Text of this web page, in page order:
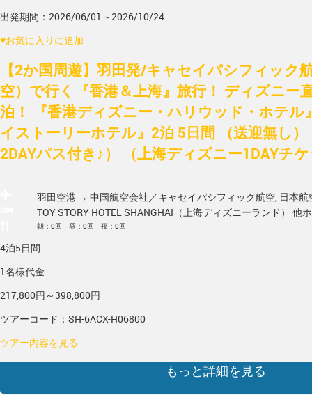
出発期間：2026/06/01～2026/10/24
♥お気に入りに追加
【2か国周遊】羽田発/キャセイパシフィック
空）で行く『香港＆上海』旅行！ ディズニー
泊！ 『香港ディズニー・ハリウッド・ホテル
イストーリーホテル』2泊 5日間 （送迎無し
2DAYパス付き♪） （上海ディズニー1DAYチ
羽田空港 → 中国航空会社／キャセイパシフィック航空, 日本航
TOY STORY HOTEL SHANGHAI（上海ディズニーランド） 他
朝：0回 昼：0回 夜：0回
4泊5日間
1名様代金
217,800円～398,800円
ツアーコード：SH-6ACX-H06800
ツアー内容を見る
もっと詳細を見る